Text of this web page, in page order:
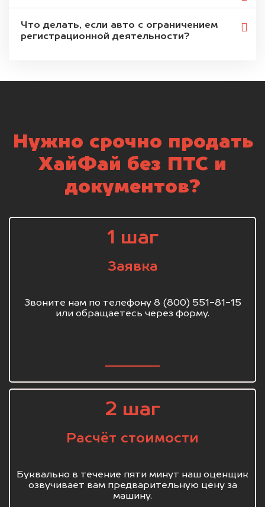
Что делать, если авто с ограничением
регистрационной деятельности?
Нужно срочно продать
ХайФай без ПТС и
документов?
1 шаг
Заявка
Звоните нам по телефону 8 (800) 551-81-15
или обращаетесь через форму.
2 шаг
Расчёт стоимости
Буквально в течение пяти минут наш оценщик
озвучивает вам предварительную цену за
машину.